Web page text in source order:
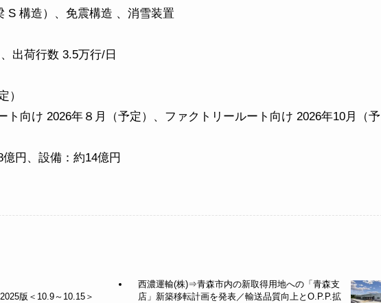
S 構造）、免震構造 、消雪装置
出荷行数 3.5万行/日
）
ト向け 2026年８月（予定）、ファクトリールート向け 2026年10月（予
円、設備：約14億円
版＜10.9～10.15＞
西濃運輸(株)⇒青森市内の新取得用地への「青森支
店」新築移転計画を発表／輸送品質向上とO.P.P.拡